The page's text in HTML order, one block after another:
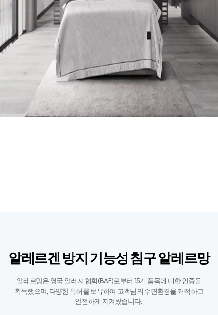
알레르겐 방지 기능성 침구 알레르망
알레르망은 영국 알러지 협회(BAF)로부터 15개 품목에 대한 인증을
획득했으며, 다양한 특허를 보유하여 고객님의 수면환경을 쾌적하고
안전하게 지켜왔습니다. ​